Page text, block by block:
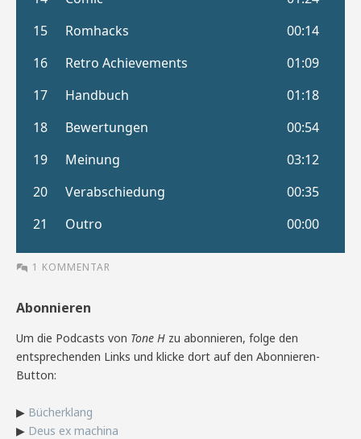
1 KOMMENTAR
Abonnieren
Um die Podcasts von Tone H zu abonnieren, folge den
entsprechenden Links und klicke dort auf den Abonnieren-
Button:
▶ Bücherklang
▶ Deus ex machina